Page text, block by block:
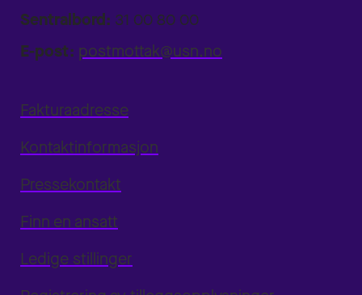
Sentralbord: 31 00 80 00
E-post: postmottak@usn.no
Fakturaadresse
Kontaktinformasjon
Pressekontakt
Finn en ansatt
Ledige stillinger